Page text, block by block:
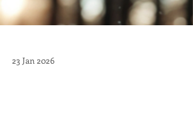
23 Jan 2026